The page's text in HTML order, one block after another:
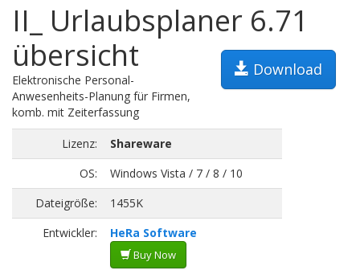
II_ Urlaubsplaner 6.71
übersicht
Download
Elektronische Personal-
Anwesenheits-Planung für Firmen,
komb. mit Zeiterfassung
Lizenz:
Shareware
OS:
Windows Vista / 7 / 8 / 10
Dateigröße:
1455K
Entwickler:
HeRa Software
Buy Now